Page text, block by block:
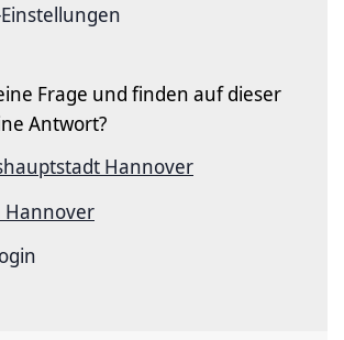
Frage und finden auf dieser
Antwort?
Hannover
Hannover